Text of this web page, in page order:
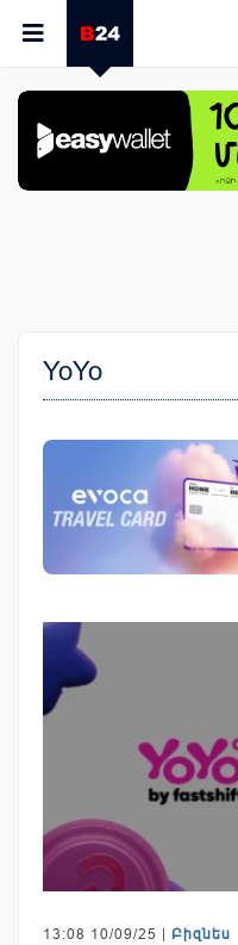
YoYo
13:08 10/09/25 | Բիզնես